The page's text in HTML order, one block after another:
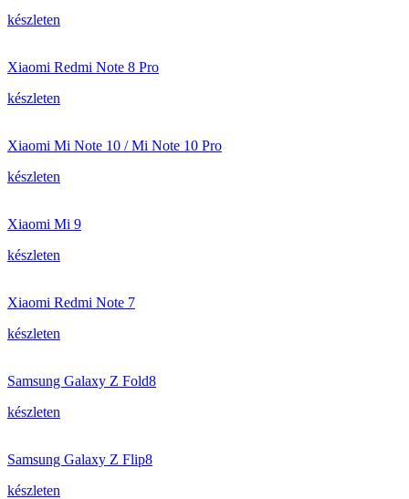
készleten
Xiaomi Redmi Note 8 Pro
készleten
Xiaomi Mi Note 10 / Mi Note 10 Pro
készleten
Xiaomi Mi 9
készleten
Xiaomi Redmi Note 7
készleten
Samsung Galaxy Z Fold8
készleten
Samsung Galaxy Z Flip8
készleten